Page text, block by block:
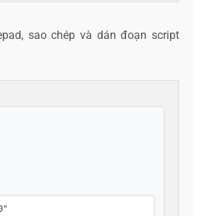
sao chép và dán đoạn script